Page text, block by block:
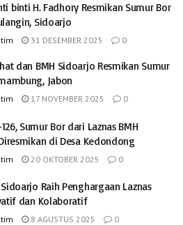
binti H. Fadhory Resmikan Sumur Bor
Sidoarjo
31 DESEMBER 2025 0
dan BMH Sidoarjo Resmikan Sumur
Jabon
17 NOVEMBER 2025 0
Sumur Bor dari Laznas BMH
di Desa Kedondong
20 OKTOBER 2025 0
Raih Penghargaan Laznas
dan Kolaboratif
8 AGUSTUS 2025 0